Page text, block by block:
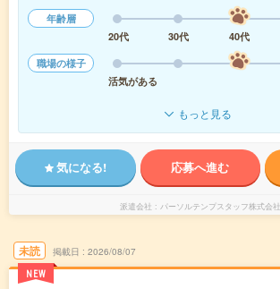
年齢層
20代
30代 40代
職場の様子
活気がある
もっと見る
気になる! 応募へ進む
派遣会社 パーソルテンプスタッフ株式会社
未読
NEW
掲載日 2026/08/07